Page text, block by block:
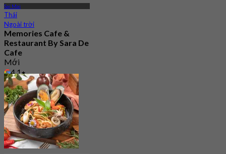
Sai Mai
Thái
Ngoài trời
Memories Cafe &
Restaurant By Sara De
Cafe
Mới
4.1
Từ฿ 363.33